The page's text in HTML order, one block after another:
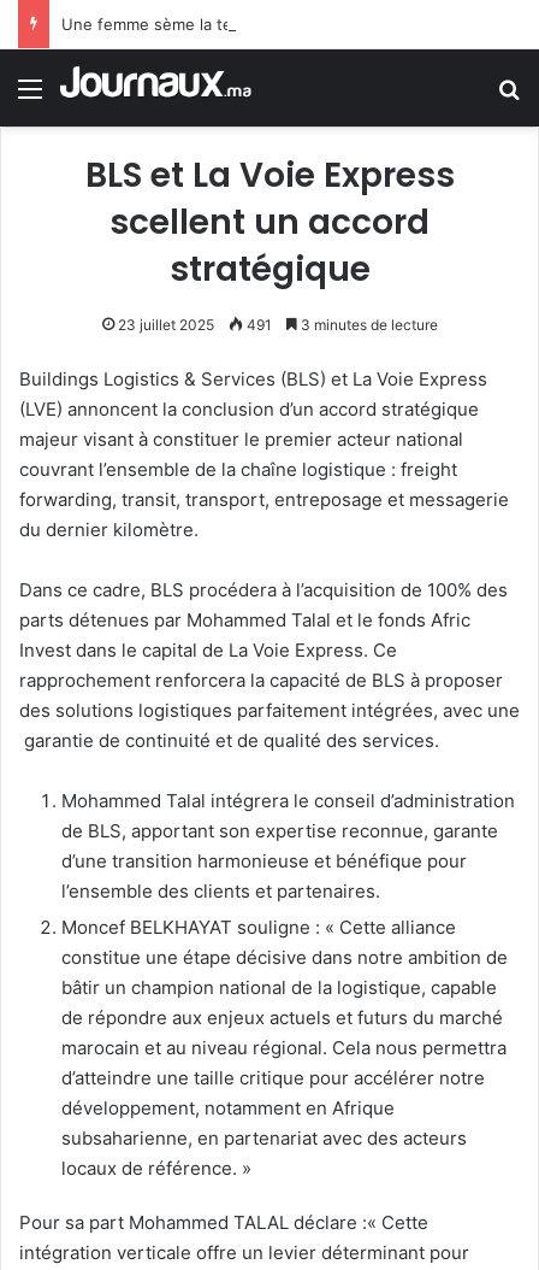
Menu
BLS et La Voie Express
scellent un accord
stratégique
23 juillet 2025 491 3 minutes de lecture
Buildings Logistics & Services (BLS) et La Voie Express
(LVE) annoncent la conclusion d’un accord stratégique
majeur visant à constituer le premier acteur national
couvrant l’ensemble de la chaîne logistique : freight
forwarding, transit, transport, entreposage et messagerie
du dernier kilomètre.
Dans ce cadre, BLS procédera à l’acquisition de 100% des
parts détenues par Mohammed Talal et le fonds Afric
Invest dans le capital de La Voie Express. Ce
rapprochement renforcera la capacité de BLS à proposer
des solutions logistiques parfaitement intégrées, avec une
garantie de continuité et de qualité des services.
Mohammed Talal intégrera le conseil d’administration
de BLS, apportant son expertise reconnue, garante
d’une transition harmonieuse et bénéfique pour
l’ensemble des clients et partenaires.
Moncef BELKHAYAT souligne : « Cette alliance
constitue une étape décisive dans notre ambition de
bâtir un champion national de la logistique, capable
de répondre aux enjeux actuels et futurs du marché
marocain et au niveau régional. Cela nous permettra
d’atteindre une taille critique pour accélérer notre
développement, notamment en Afrique
subsaharienne, en partenariat avec des acteurs
locaux de référence. »
Pour sa part Mohammed TALAL déclare :« Cette
intégration verticale offre un levier déterminant pour